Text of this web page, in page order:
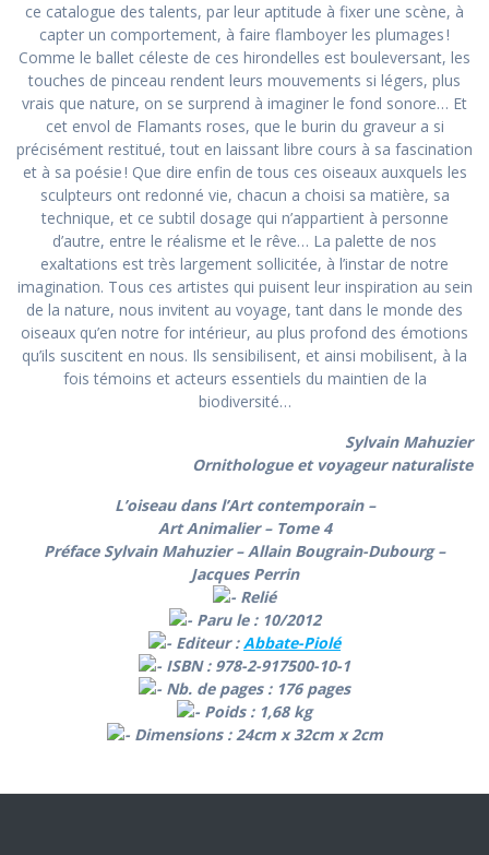
ce catalogue des talents, par leur aptitude à fixer une scène, à
capter un comportement, à faire flamboyer les plumages !
Comme le ballet céleste de ces hirondelles est bouleversant, les
touches de pinceau rendent leurs mouvements si légers, plus
vrais que nature, on se surprend à imaginer le fond sonore… Et
cet envol de Flamants roses, que le burin du graveur a si
précisément restitué, tout en laissant libre cours à sa fascination
et à sa poésie ! Que dire enfin de tous ces oiseaux auxquels les
sculpteurs ont redonné vie, chacun a choisi sa matière, sa
technique, et ce subtil dosage qui n’appartient à personne
d’autre, entre le réalisme et le rêve… La palette de nos
exaltations est très largement sollicitée, à l’instar de notre
imagination. Tous ces artistes qui puisent leur inspiration au sein
de la nature, nous invitent au voyage, tant dans le monde des
oiseaux qu’en notre for intérieur, au plus profond des émotions
qu’ils suscitent en nous. Ils sensibilisent, et ainsi mobilisent, à la
fois témoins et acteurs essentiels du maintien de la
biodiversité…
Sylvain Mahuzier
Ornithologue et voyageur naturaliste
L’oiseau dans l’Art contemporain –
Art Animalier – Tome 4
Préface Sylvain Mahuzier – Allain Bougrain-Dubourg –
Jacques Perrin
Relié
Paru le : 10/2012
Editeur :Abbate-Piolé
ISBN : 978-2-917500-10-1
Nb. de pages : 176 pages
Poids : 1,68 kg
Dimensions : 24cm x 32cm x 2cm